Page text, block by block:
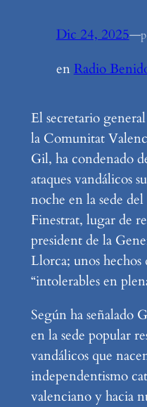
Dic 24, 2025—
en Radio
El secretario
la Comunitat
Gil, ha condenado
ataques vandálicos
noche en la sede
Finestrat, lugar de
president de la
Llorca; unos
“intolerables en
Según ha señalado
en la sede popular
vandálicos que
independentismo
valenciano y hacia